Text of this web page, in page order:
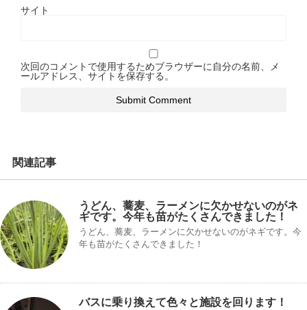
サイト
次回のコメントで使用するためブラウザーに自分の名前、メ
ールアドレス、サイトを保存する。
関連記事
うどん、蕎麦、ラーメンに欠かせないのがネ
ギです。今年も苗がたくさんできました！
うどん、蕎麦、ラーメンに欠かせないのがネギです。今
年も苗がたくさんできました！
バスに乗り換えて色々と施設を回ります！